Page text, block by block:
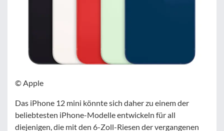
© Apple
Das iPhone 12 mini könnte sich daher zu einem der
beliebtesten iPhone-Modelle entwickeln für all
diejenigen, die mit den 6-Zoll-Riesen der vergangenen